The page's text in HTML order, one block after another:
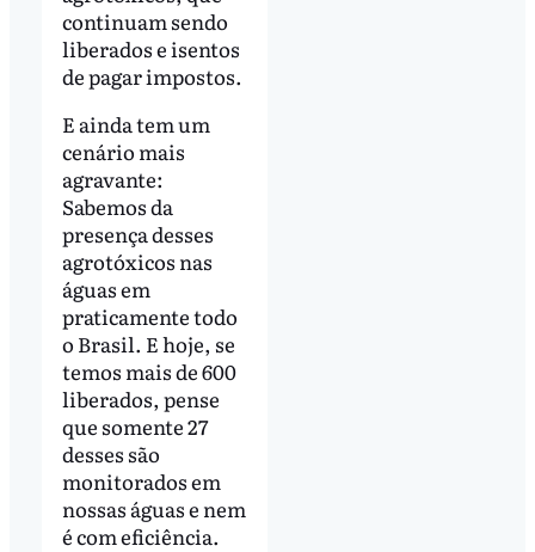
continuam sendo
liberados e isentos
de pagar impostos.
E ainda tem um
cenário mais
agravante:
Sabemos da
presença desses
agrotóxicos nas
águas em
praticamente todo
o Brasil. E hoje, se
temos mais de 600
liberados, pense
que somente 27
desses são
monitorados em
nossas águas e nem
é com eficiência.